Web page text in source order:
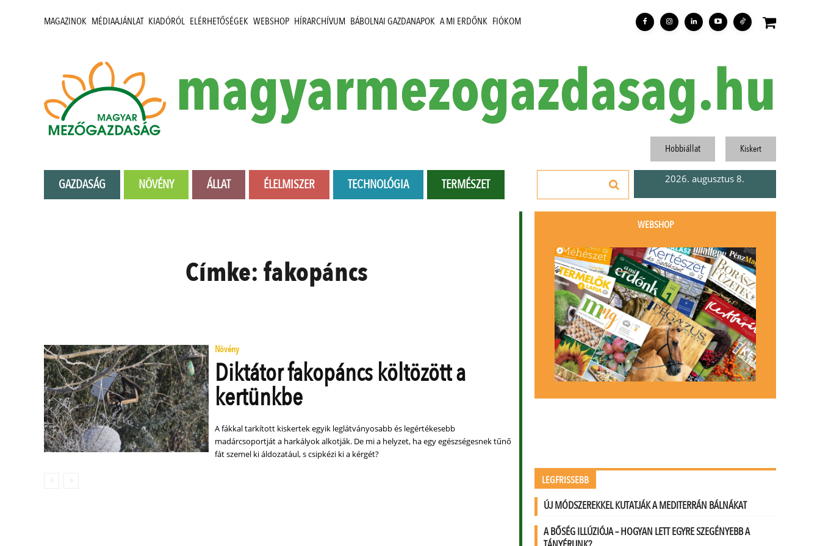
MAGAZINOK MÉDIAAJÁNLAT KIADÓRÓL ELÉRHETŐSÉGEK WEBSHOP HÍRARCHÍVUM BÁBOLNAI GAZDANAPOK A MI ERDŐNK FIÓKOM
magyarmezogazdasag.hu
GAZDASÁG NÖVÉNY ÁLLAT ÉLELMISZER TECHNOLÓGIA TERMÉSZET
Hobbiállat Kiskert
2026. augusztus 8.
Címke:fakopáncs
Növény
Diktátor fakopáncs költözött a
kertünkbe
A fákkal tarkított kiskertek egyik leglátványosabb és legértékesebb
madárcsoportját a harkályok alkotják. De mi a helyzet, ha egy egészségesnek tűnő
fát szemel ki áldozatául, s csipkézi ki a kérgét?
WEBSHOP
LEGFRISSEBB
ÚJ MÓDSZEREKKEL KUTATJÁK A MEDITERRÁN BÁLNÁKAT
A BŐSÉG ILLÚZIÓJA – HOGYAN LETT EGYRE SZEGÉNYEBB A